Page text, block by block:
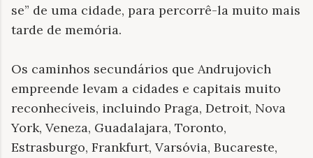
se” de uma cidade, para percorrê-la muito mais
tarde de memória.
Os caminhos secundários que Andrujovich
empreende levam a cidades e capitais muito
reconhecíveis, incluindo Praga, Detroit, Nova
York, Veneza, Guadalajara, Toronto,
Estrasburgo, Frankfurt, Varsóvia, Bucareste,